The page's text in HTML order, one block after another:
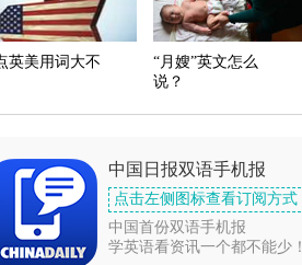
英美用词大不
“月嫂”英文怎么
说？
中国日报双语手机报
点击左侧图标查看订阅方式
中国首份双语手机报
学英语看资讯一个都不能少！